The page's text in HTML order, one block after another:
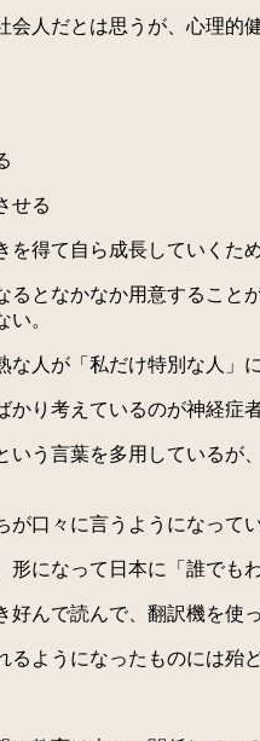
人だとは思うが、心理的
せる
得て自ら成長していくた
となかなか用意すること
。
人が「私だけ特別な人」
り考えているのが神経症
う言葉を多用しているが
口々に言うようになって
になって日本に「誰でも
んで読んで、翻訳機を使
ようになったものには殆